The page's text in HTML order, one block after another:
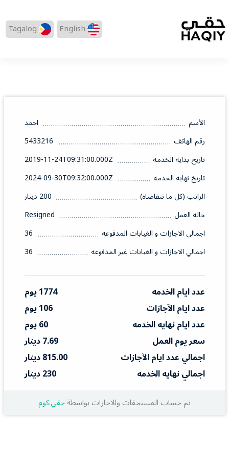
English
Tagalog
الأسم
احمد
رقم الهاتف
5433216
تاريخ بدايه الخدمه
2019-11-24T09:31:00.000Z
تاريخ نهايه الخدمه
2024-09-30T09:32:00.000Z
الراتب (كل ما تتقاضاه)
200 دينار
حاله العمل
Resigned
اجمالي الاجازات و الغيابات المدفوعه
36
اجمالي الاجازات و الغيابات غير المدفوعه
36
عدد ايام الخدمه
1774 يوم
عدد ايام الآجازات
106 يوم
عدد ايام نهايه الخدمه
60 يوم
سعر يوم العمل
7.69 دينار
اجمالي عدد ايام الآجازات
815.00 دينار
اجمالي نهايه الخدمه
230 دينار
تم حساب المستحقات والاجارات بواسطةحقي.كوم